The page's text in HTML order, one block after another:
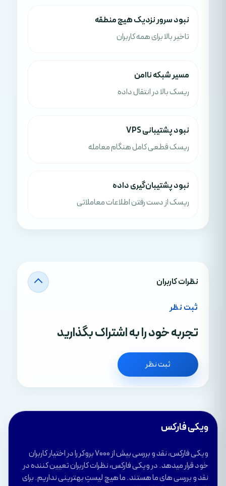
نبود سرور نزدیک هیچ منطقه
تاخیر بالا برای همه کاربران
مسیر شبکه ناامن
ریسک بالا در انتقال داده
نبود پشتیبانی VPS
ریسک قطعی کامل هنگام معامله
نبود پشتیبان‌گیری داده
ریسک از دست رفتن اطلاعات معاملاتی
نظرات کاربران
ثبت نظر
تجربه خود را به اشتراک بگذارید
ثبت نظر
ویکی فارکس
ویکی فارکس، نقد و بررسی بیش از 7000 بروکر را در اختیار کاربران
خود قرار میدهد. در ویکی فارکس، نظرات کاربران تعیین کننده در
نقد و بررسی های ما هستند. ما هیچ لیستِ بهترینی نداریم. برای